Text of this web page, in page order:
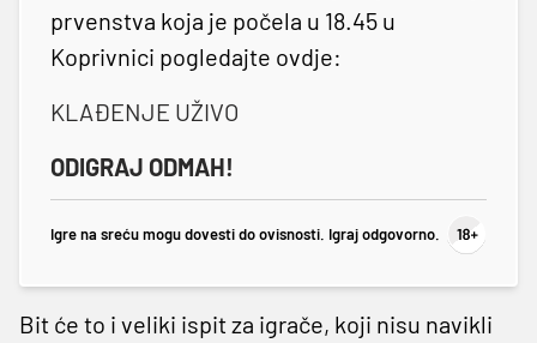
prvenstva koja je počela u 18.45 u
Koprivnici pogledajte ovdje:
KLAĐENJE UŽIVO
ODIGRAJ ODMAH!
Igre na sreću mogu dovesti do ovisnosti. Igraj odgovorno.
Bit će to i veliki ispit za igrače, koji nisu navikli